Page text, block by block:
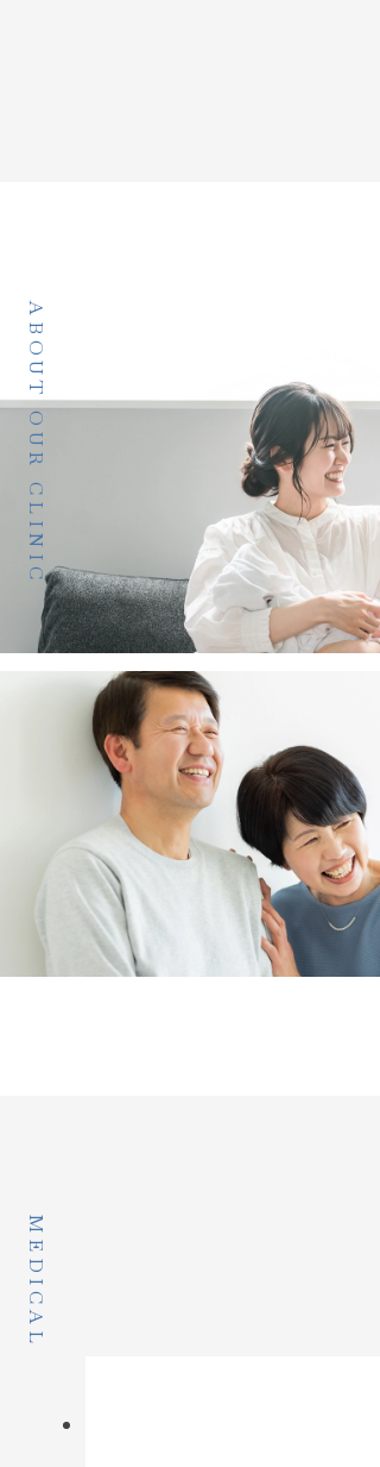
ABOUT OUR CLINIC
MEDICAL